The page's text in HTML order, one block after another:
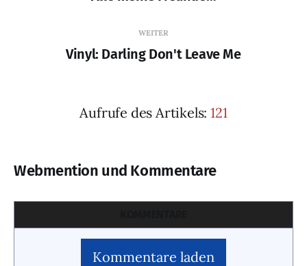
WEITER
Vinyl: Darling Don't Leave Me
Aufrufe des Artikels:121
Webmention und Kommentare
Kommentare laden